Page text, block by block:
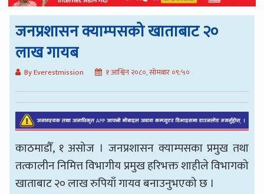
जनप्रशासन क्याम्पसको खाताबाट २०
लाख गायब
By Everestmission १ आश्विन २०८०, सोमबार ०९:५०
काठमाडौँ, १ असोज । जनप्रशासन क्याम्पसका प्रमुख तथा
तत्कालीन निमित्त विभागीय प्रमुख हरिभक्त शाहीले विभागको
खाताबाट २० लाख रुपियाँ गायव बनाउनुभएको छ ।